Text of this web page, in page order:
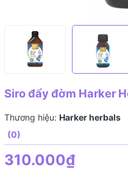
Siro đẩy đờm Harker
Thương hiệu: Harker herbals
(0)
310.000₫